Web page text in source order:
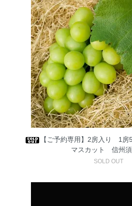
【ご予約専用】2房入り 1
マスカット 信州
SOLD OUT